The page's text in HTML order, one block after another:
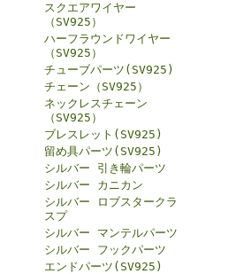
スクエアワイヤー
（SV925）
ハーフラウンドワイヤー
（SV925）
チューブパーツ(SV925)
チェーン（SV925）
ネックレスチェーン
（SV925）
ブレスレット(SV925)
留め具パーツ(SV925)
シルバー 引き輪パーツ
シルバー カニカン
シルバー ロブスタークラ
スプ
シルバー マンテルパーツ
シルバー フックパーツ
エンドパーツ(SV925)